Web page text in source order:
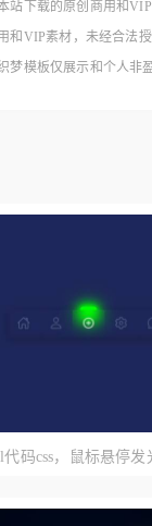
站下载的原创商用和
和VIP素材，未经合法
梦模板仅展示和个人非
码css，鼠标悬停发